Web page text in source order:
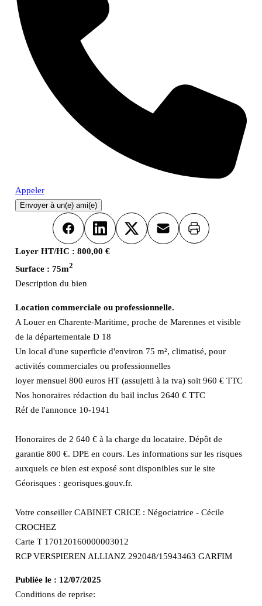
Appeler
Envoyer à un(e) ami(e)
FacebookLinkedInX Email Imprimer
Loyer HT/HC : 800,00 €
Surface : 75m2
Description du bien
Location commerciale ou professionnelle.
A Louer en Charente-Maritime, proche de Marennes et visible
de la départementale D 18
Un local d'une superficie d'environ 75 m², climatisé, pour
activités commerciales ou professionnelles
loyer mensuel 800 euros HT (assujetti à la tva) soit 960 € TTC
Nos honoraires rédaction du bail inclus 2640 € TTC
Réf de l'annonce 10-1941
Honoraires de 2 640 € à la charge du locataire. Dépôt de
garantie 800 €. DPE en cours. Les informations sur les risques
auxquels ce bien est exposé sont disponibles sur le site
Géorisques : georisques.gouv.fr.
Votre conseiller CABINET CRICE : Négociatrice - Cécile
CROCHEZ
Carte T 170120160000003012
RCP VERSPIEREN ALLIANZ 292048/15943463 GARFIM
Publiée le : 12/07/2025
Conditions de reprise: